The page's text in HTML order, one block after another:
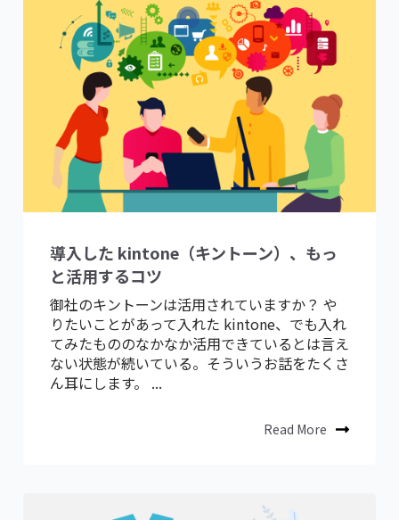
導入した kintone（キントーン）、もっ
と活用するコツ
御社のキントーンは活用されていますか？ や
りたいことがあって入れた kintone、でも入れ
てみたもののなかなか活用できているとは言え
ない状態が続いている。そういうお話をたくさ
ん耳にします。 ...
Read More